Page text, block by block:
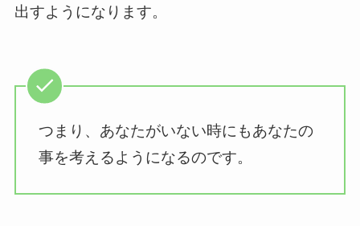
出すようになります。
つまり、あなたがいない時にもあなたの
事を考えるようになるのです。